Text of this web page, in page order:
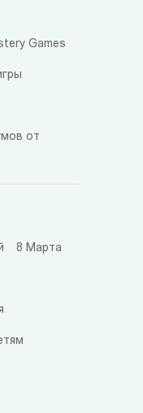
Games
от
8 Марта